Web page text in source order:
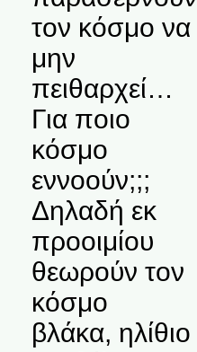
τον κόσμο να
μην
πειθαρχεί…
Για ποιο
κόσμο
εννοούν;;;
Δηλαδή εκ
προοιμίου
θεωρούν τον
κόσμο
βλάκα, ηλίθιο